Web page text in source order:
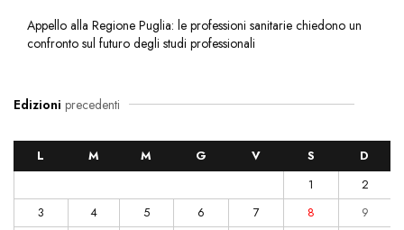
Appello alla Regione Puglia: le professioni sanitarie chiedono un
confronto sul futuro degli studi professionali
Edizioni precedenti
L M M G V S
D
1
2
3
4 5 6 7 8
9